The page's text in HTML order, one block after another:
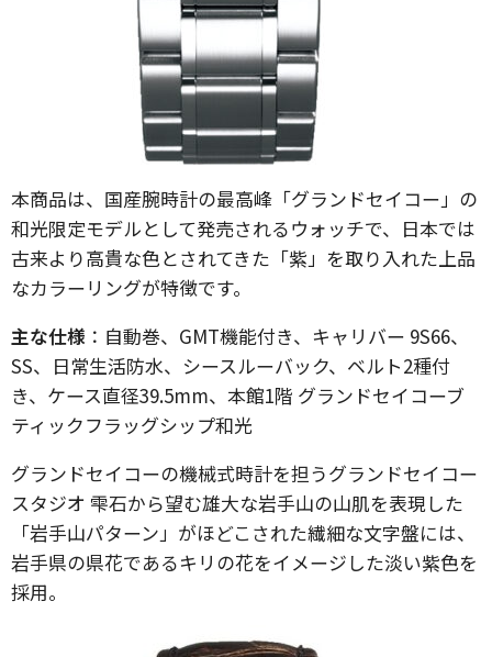
本商品は、国産腕時計の最高峰「グランドセイコー」の
和光限定モデルとして発売されるウォッチで、日本では
古来より高貴な色とされてきた「紫」を取り入れた上品
なカラーリングが特徴です。
主な仕様 ：自動巻、GMT機能付き、キャリバー 9S66、
SS、日常生活防水、シースルーバック、ベルト2種付
き、ケース直径39.5mm、本館1階 グランドセイコーブ
ティックフラッグシップ和光
グランドセイコーの機械式時計を担うグランドセイコー
スタジオ 雫石から望む雄大な岩手山の山肌を表現した
「岩手山パターン」がほどこされた繊細な文字盤には、
岩手県の県花であるキリの花をイメージした淡い紫色を
採用。